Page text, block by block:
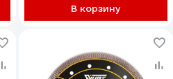
В корзину